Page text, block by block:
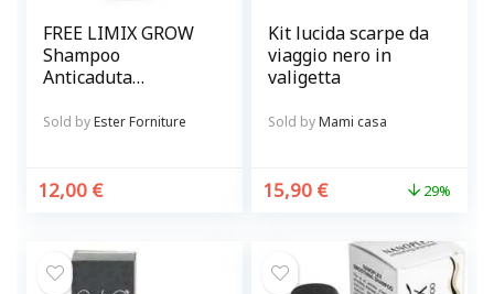
FREE LIMIX GROW
Shampoo
Anticaduta
capelli
Sold byEster Forniture
12,00 €
Kit lucida scarpe da
viaggio nero in
valigetta
Sold byMami casa
15,90 € 29%